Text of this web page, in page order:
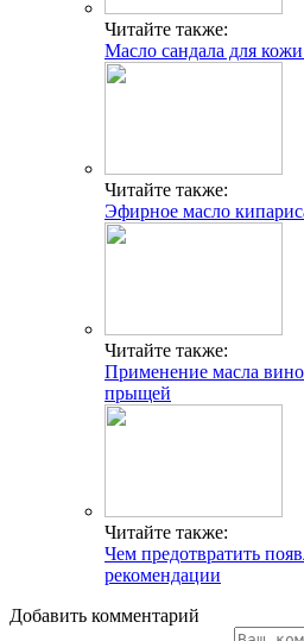
Читайте также:
Масло сандала для
Читайте также:
Эфирное масло
Читайте также:
Применение масла
прыщей
Читайте также:
Чем предотвратить
рекомендации
Добавить комментарий